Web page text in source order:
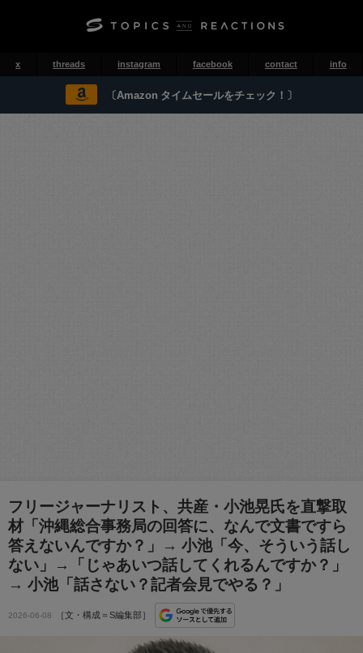
x threads instagram facebook contact info
〔Amazon タイムセールをチェック！〕
フリージャーナリスト、共産・小池晃氏を直撃取
材「沖縄総合事務局の回答に、なんで文書ですら
答えないんですか？」→ 小池「今、そういう話し
ない」→「じゃあいつ話してくれるんですか？」
→ 小池「話さない？記者会見でやる？」
2026-06-08 ［文・構成＝S編集部］